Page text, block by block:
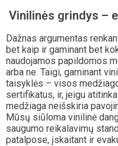
Vinilinės grindys –
Dažnas argumentas
bet kaip ir gaminant bet
naudojamos papildomos
arba ne. Taigi, gaminant
taisyklės – visos
sertifikatus, ir, jeigu
medžiaga neišskiria
Mūsų siūloma vinilinė
saugumo reikalavimų
patalpose, įskaitant ir